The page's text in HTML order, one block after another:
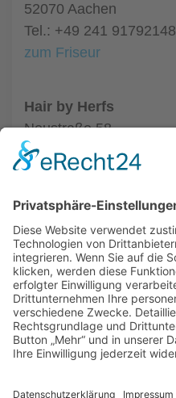
52070 Aachen
Tel.: +49 241 91792148
zum Friseur
Hair by Herfs
Neustraße 58
52066 Aachen
Tel.: +49 241 63342
ALLGEMEIN
FRISEURE